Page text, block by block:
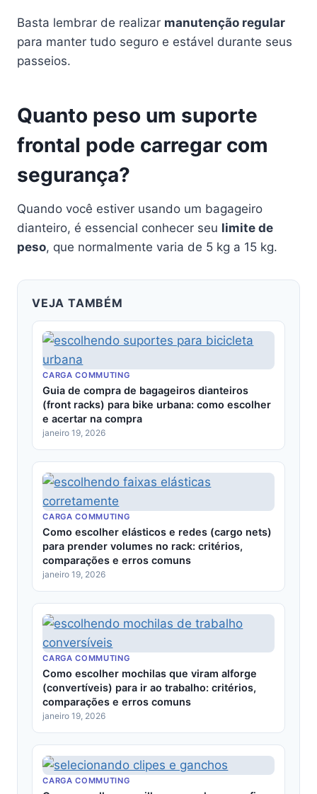
Basta lembrar de realizar manutenção regular
para manter tudo seguro e estável durante seus
passeios.
Quanto peso um suporte
frontal pode carregar com
segurança?
Quando você estiver usando um bagageiro
dianteiro, é essencial conhecer seu limite de
peso, que normalmente varia de 5 kg a 15 kg.
VEJA TAMBÉM
CARGA COMMUTING
Guia de compra de bagageiros dianteiros
(front racks) para bike urbana: como escolher
e acertar na compra
janeiro 19, 2026
CARGA COMMUTING
Como escolher elásticos e redes (cargo nets)
para prender volumes no rack: critérios,
comparações e erros comuns
janeiro 19, 2026
CARGA COMMUTING
Como escolher mochilas que viram alforge
(convertíveis) para ir ao trabalho: critérios,
comparações e erros comuns
janeiro 19, 2026
CARGA COMMUTING